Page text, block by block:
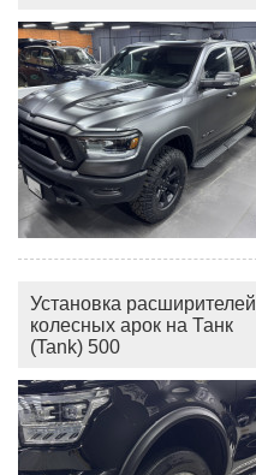
Установка расширителей
колесных арок на Танк
(Tank) 500